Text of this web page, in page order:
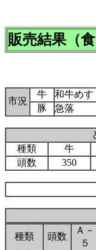
販売結果（食
市況
牛
和牛めす
豚
急落
種類
牛
頭数
350
種類 頭数
Ａ－
５